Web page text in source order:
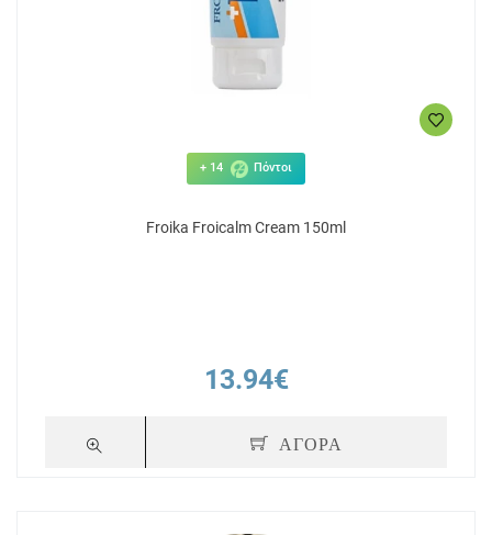
+ 14 Πόντοι
Froika Froicalm Cream 150ml
13.94€
ΑΓΟΡΑ